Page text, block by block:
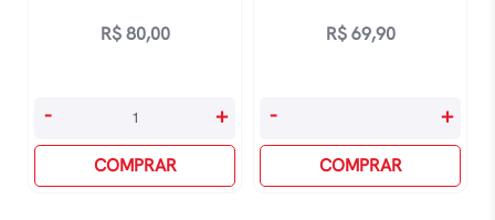
R$80,00
Kit
Convencer
quantidade
- +
COMPRAR
R$69,90
Primavera
quantidade
- +
COMPRAR